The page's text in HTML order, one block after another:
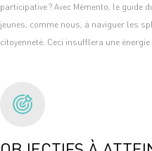
participative ? Avec Mémento, le
jeunes, comme nous, à naviguer les
citoyenneté. Ceci insufflera une